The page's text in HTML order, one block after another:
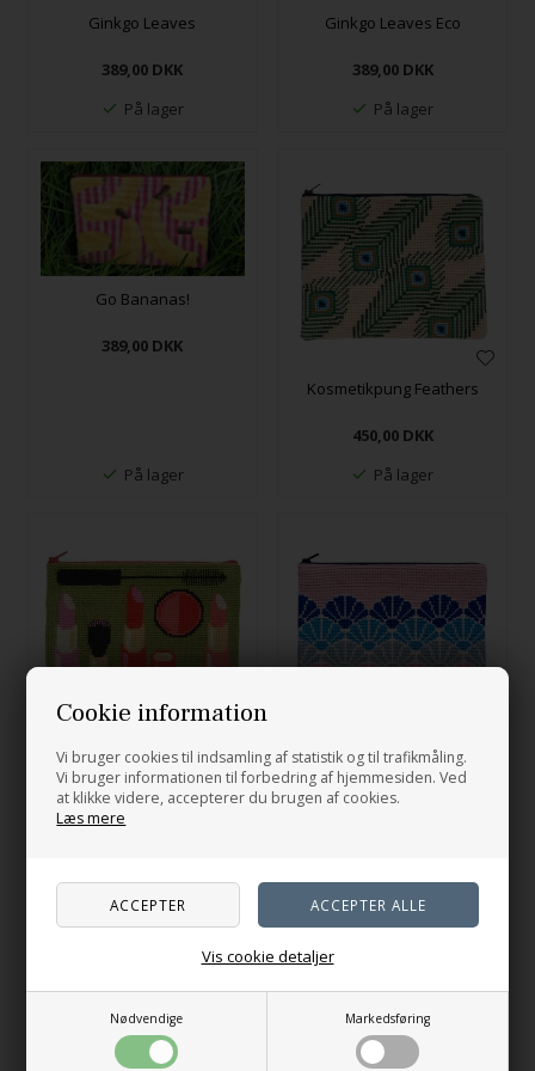
Cookie information
Vi bruger cookies til indsamling af statistik og til trafikmåling.
Vi bruger informationen til forbedring af hjemmesiden. Ved
at klikke videre, accepterer du brugen af cookies.
Læs mere
Nødvendige Markedsføring
Vis cookie detaljer
Ginkgo Leaves
389,00 DKK
På lager
Ginkgo Leaves Eco
389,00 DKK
På lager
Go Bananas!
389,00 DKK
På lager
Kosmetikpung Feathers
450,00 DKK
På lager
Kosmetikpung Make-Up
355,00DKK
Mermaid - clutch
410,00